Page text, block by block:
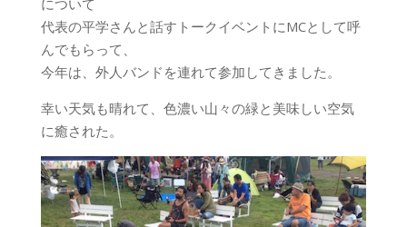
代表の平学さんと話すトークイベントにMCとして呼
んでもらって、
今年は、外人バンドを連れて参加してきました。
幸い天気も晴れて、色濃い山々の緑と美味しい空気
に癒された。